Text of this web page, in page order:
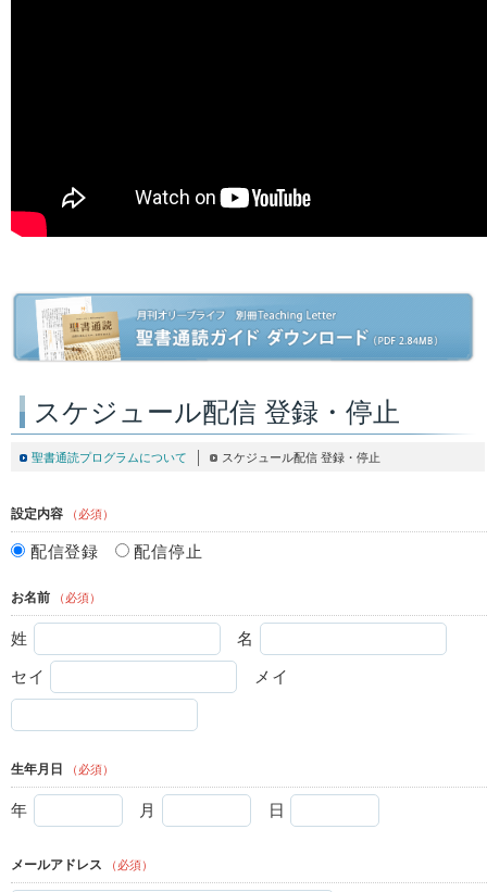
スケジュール配信 登録・停止
聖書通読プログラムについて スケジュール配信 登録・停止
設定内容 （必須）
配信登録 配信停止
お名前 （必須）
姓 名
セイ メイ
生年月日 （必須）
年 月 日
メールアドレス （必須）